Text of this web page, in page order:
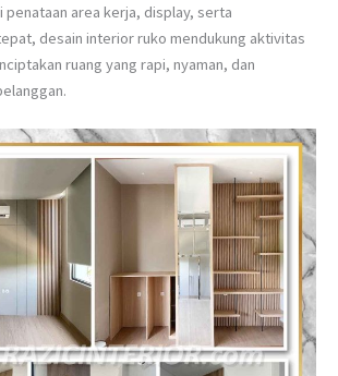
penataan area kerja, display, serta
desain interior ruko mendukung aktivitas
ruang yang rapi, nyaman, dan